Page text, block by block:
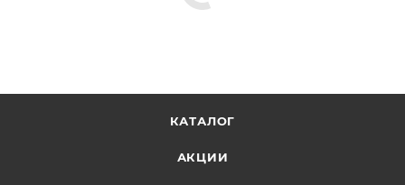
КАТАЛОГ
АКЦИИ